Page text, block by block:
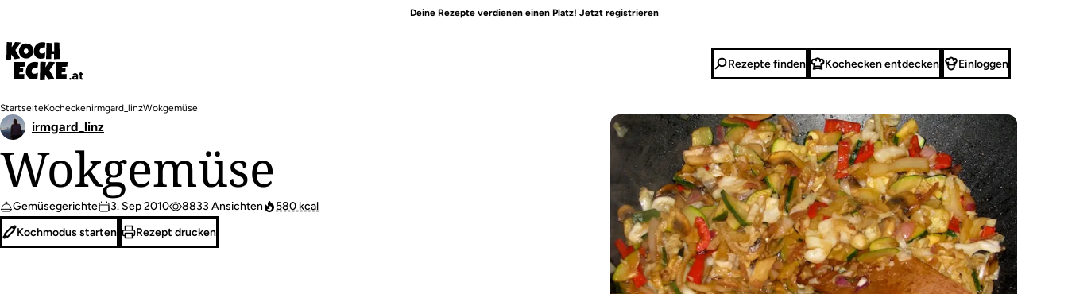
Inhalt
Deine Rezepte verdienen einen Platz! Jetzt registrieren
Rezepte finden Kochecken entdecken Einloggen
Pfadnavigation
StartseiteKocheckenirmgard_linzWokgemüse
Wokgemüse
Gemüsegerichte 3. Sep 2010 8833 Ansichten 580 kcal
irmgard_linz
Kochmodus starten Rezept drucken